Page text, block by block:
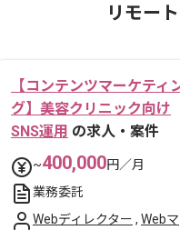
リモー
【コンテンツマーケティ
グ】美容クリニック向け
SNS運用 の求人・案件
~400,000円／月
業務委託
Webディレクター , Webマ